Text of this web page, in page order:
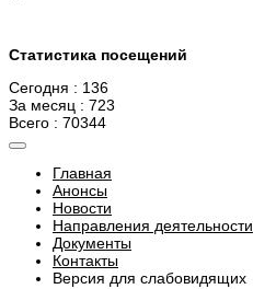
Статистика посещений
Сегодня : 136
За месяц : 723
Всего : 70344
Главная
Анонсы
Новости
Направления деятельности
Документы
Контакты
Версия для слабовидящих